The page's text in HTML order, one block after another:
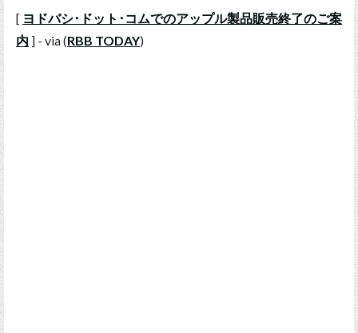
[ ヨドバシ･ドット･コムでのアップル製品販売終了のご案
内 ] - via (RBB TODAY)